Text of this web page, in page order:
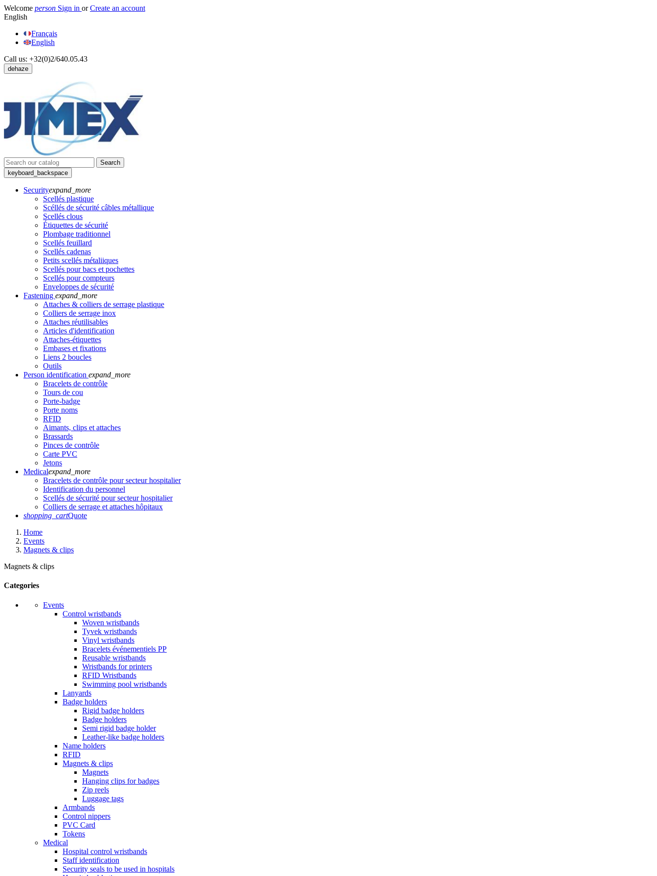
Welcome person Sign in or Create an account
English
Français
English
Call us: +32(0)2/640.05.43
dehaze
Search
keyboard_backspace
Securityexpand_more
Scellés plastique
Scéllés de sécurité câbles métallique
Scellés clous
Étiquettes de sécurité
Plombage traditionnel
Scellés feuillard
Scellés cadenas
Petits scellés métaliiques
Scellés pour bacs et pochettes
Scellés pour compteurs
Enveloppes de sécurité
Fastening expand_more
Attaches & colliers de serrage plastique
Colliers de serrage inox
Attaches réutilisables
Articles d'identification
Attaches-étiquettes
Embases et fixations
Liens 2 boucles
Outils
Person identification expand_more
Bracelets de contrôle
Tours de cou
Porte-badge
Porte noms
RFID
Aimants, clips et attaches
Brassards
Pinces de contrôle
Carte PVC
Jetons
Medicalexpand_more
Bracelets de contrôle pour secteur hospitalier
Identification du personnel
Scellés de sécurité pour secteur hospitalier
Colliers de serrage et attaches hôpitaux
shopping_cartQuote
Home
Events
Magnets & clips
Magnets & clips
Categories
Events
Control wristbands
Woven wristbands
Tyvek wristbands
Vinyl wristbands
Bracelets événementiels PP
Reusable wristbands
Wristbands for printers
RFID Wristbands
Swimming pool wristbands
Lanyards
Badge holders
Rigid badge holders
Badge holders
Semi rigid badge holder
Leather-like badge holders
Name holders
RFID
Magnets & clips
Magnets
Hanging clips for badges
Zip reels
Luggage tags
Armbands
Control nippers
PVC Card
Tokens
Medical
Hospital control wristbands
Staff identification
Security seals to be used in hospitals